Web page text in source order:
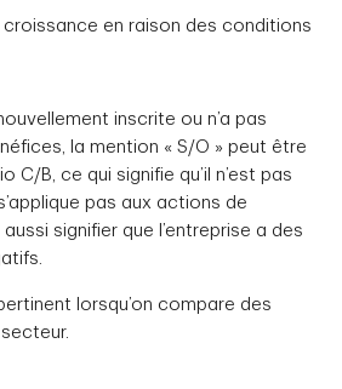
croissance en raison des conditions
inscrite ou n’a pas
la mention « S/O » peut être
C/B, ce qui signifie qu’il n’est pas
pas aux actions de
aussi signifier que l’entreprise a des
lorsqu’on compare des